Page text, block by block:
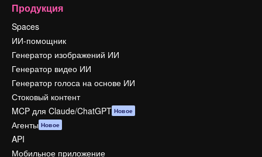
Продукция
Spaces
ИИ-помощник
Генератор изображений ИИ
Генератор видео ИИ
Генератор голоса на основе ИИ
Стоковый контент
MCP для Claude/ChatGPT Новое
Агенты Новое
API
Мобильное приложение